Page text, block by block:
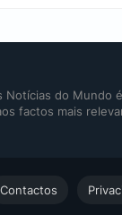
Notícias do Mundo
factos mais
Contactos